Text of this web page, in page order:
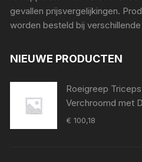
gevallen prijsvergelijkingen.
worden besteld bij
NIEUWE PRODUCTEN
Roeigreep
Verchroomd met
Grip voor
€ 100,18